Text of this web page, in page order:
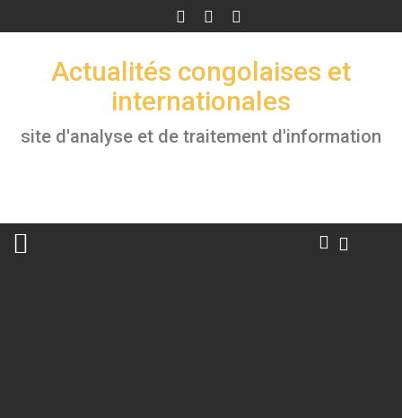
to
Actualités congolaises et
internationales
site d'analyse et de traitement d'information